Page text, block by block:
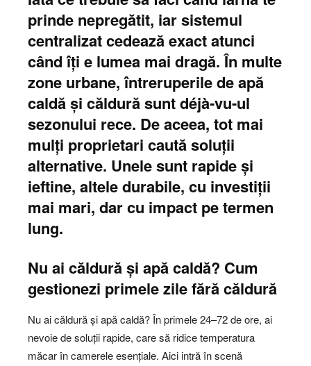
prinde nepregătit, iar sistemul
centralizat cedează exact atunci
când îți e lumea mai dragă. În multe
zone urbane, întreruperile de apă
caldă și căldură sunt déjà-vu-ul
sezonului rece. De aceea, tot mai
mulți proprietari caută soluții
alternative. Unele sunt rapide și
ieftine, altele durabile, cu investiții
mai mari, dar cu impact pe termen
lung.
Nu ai căldură și apă caldă? Cum
gestionezi primele zile fără căldură
Nu ai căldură și apă caldă? În primele 24–72 de ore, ai
nevoie de soluții rapide, care să ridice temperatura
măcar în camerele esențiale. Aici intră în scenă